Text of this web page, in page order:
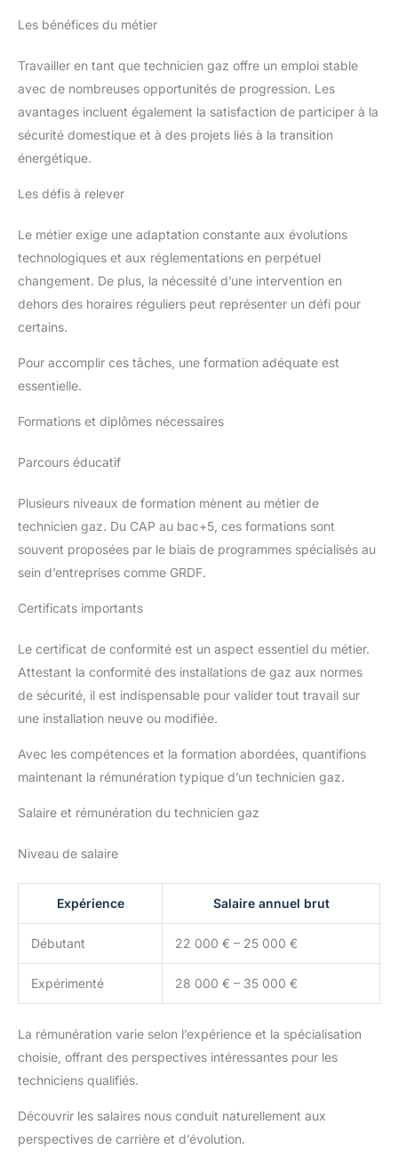
Les bénéfices du métier
Travailler en tant que technicien gaz offre un emploi stable
avec de nombreuses opportunités de progression. Les
avantages incluent également la satisfaction de participer à la
sécurité domestique et à des projets liés à la transition
énergétique.
Les défis à relever
Le métier exige une adaptation constante aux évolutions
technologiques et aux réglementations en perpétuel
changement. De plus, la nécessité d’une intervention en
dehors des horaires réguliers peut représenter un défi pour
certains.
Pour accomplir ces tâches, une formation adéquate est
essentielle.
Formations et diplômes nécessaires
Parcours éducatif
Plusieurs niveaux de formation mènent au métier de
technicien gaz. Du CAP au bac+5, ces formations sont
souvent proposées par le biais de programmes spécialisés au
sein d’entreprises comme GRDF.
Certificats importants
Le certificat de conformité est un aspect essentiel du métier.
Attestant la conformité des installations de gaz aux normes
de sécurité, il est indispensable pour valider tout travail sur
une installation neuve ou modifiée.
Avec les compétences et la formation abordées, quantifions
maintenant la rémunération typique d’un technicien gaz.
Salaire et rémunération du technicien gaz
Niveau de salaire
Expérience Salaire annuel brut
Débutant 22 000 € – 25 000 €
Expérimenté 28 000 € – 35 000 €
La rémunération varie selon l’expérience et la spécialisation
choisie, offrant des perspectives intéressantes pour les
techniciens qualifiés.
Découvrir les salaires nous conduit naturellement aux
perspectives de carrière et d’évolution.